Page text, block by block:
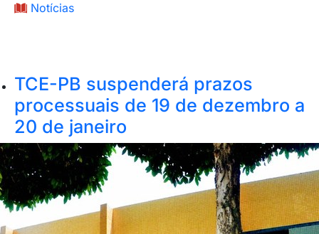
Notícias
TCE-PB suspenderá prazos
processuais de 19 de dezembro a
20 de janeiro